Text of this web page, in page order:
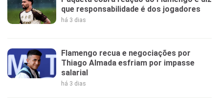
que responsabilidade é dos jogadores
há 3 dias
Flamengo recua e negociações por
Thiago Almada esfriam por impasse
salarial
há 3 dias